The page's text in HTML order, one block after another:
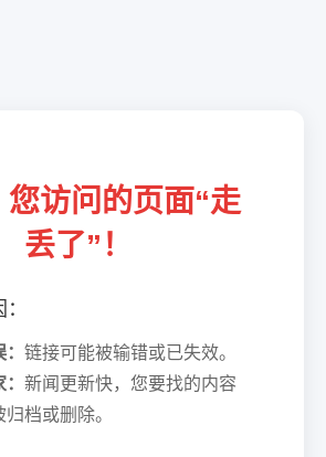
您访问的页面“走
丢了”！
链接可能被输错或已失效。
新闻更新快，您要找的内容
档或删除。